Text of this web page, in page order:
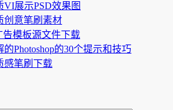
VI展示PSD效果图
创意笔刷素材
告模板源文件下载
Photoshop的30个提示和技巧
感笔刷下载